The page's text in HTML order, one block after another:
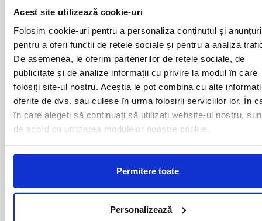
Acest site utilizează cookie-uri
Folosim cookie-uri pentru a personaliza conținutul și
pentru a oferi funcții de rețele sociale și pentru a analiza
De asemenea, le oferim partenerilor de rețele sociale, de
publicitate și de analize informații cu privire la modul în care
folosiți site-ul nostru. Aceștia le pot combina cu alte
oferite de dvs. sau culese în urma folosirii serviciilor lor. În
în care alegeți să continuați să utilizați website-ul nostru,
de acord cu utilizarea modulelor noastre cookie.
Permitere toate
Personalizează
ECIJA
EL BAIX L'EBRE
EL EJIDO
EL ROCIO
ELCHE
FIGUERAS
FRAGA
FUENTE EL OLMO DE
FUENTIDUENA
GIBRALEON
GIRONA
GUADALAJARA
HONRUBIA
ROCIANA DEL CONDATO
ROQUETAS DEL MAR
SAGUNTO
SALOU
SAN CLEMENTE
SEGOVIA
SEVILLA
SAN SEBASTIAN
SANTANDER
SANTIAGO DE
COMPOSTELA
TARRAGONA
TOMELLOSO
UBEDA
VALDEPENAS